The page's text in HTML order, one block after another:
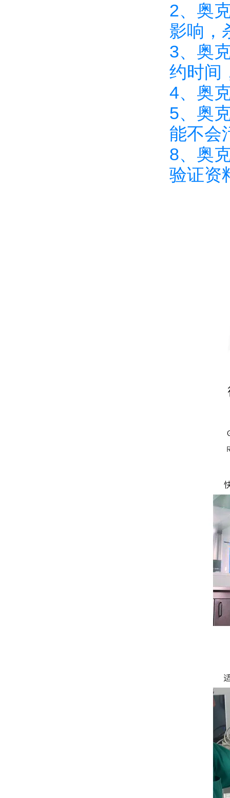
2、奥
影响，
3、奥
约时间
4、奥
5、奥
能不会
8、奥
验证资